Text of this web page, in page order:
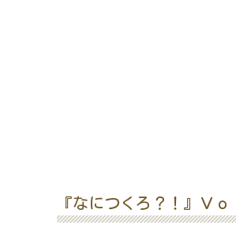
『なにつくろ？！』Ｖｏ